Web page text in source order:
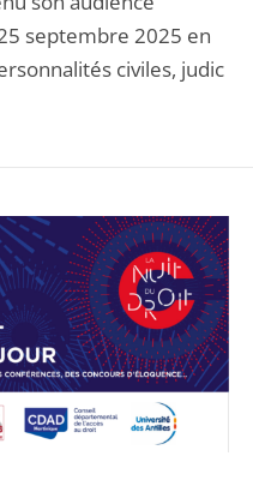
septembre 2025 en
civiles, judic